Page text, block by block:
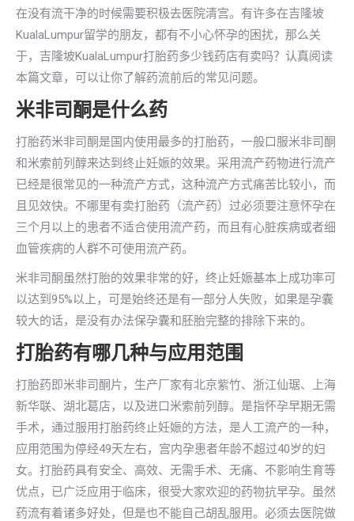
在没有流干净的时候需要积极去医院清宫。有许多在吉隆坡
KualaLumpur留学的朋友，都有不小心怀孕的困扰，那么关
于，吉隆坡KualaLumpur打胎药多少钱药店有卖吗？认真阅读
本篇文章，可以让你了解药流前后的常见问题。
米非司酮是什么药
打胎药米非司酮是国内使用最多的打胎药，一般口服米非司酮
和米索前列醇来达到终止妊娠的效果。采用流产药物进行流产
已经是很常见的一种流产方式，这种流产方式痛苦比较小，而
且见效快。不哪里有卖打胎药（流产药）过必须要注意怀孕在
三个月以上的患者不适合使用流产药，而且有心脏疾病或者细
血管疾病的人群不可使用流产药。
米非司酮虽然打胎的效果非常的好，终止妊娠基本上成功率可
以达到95%以上，可是始终还是有一部分人失败，如果是孕囊
较大的话，是没有办法保孕囊和胚胎完整的排除下来的。
打胎药有哪几种与应用范围
打胎药即米非司酮片，生产厂家有北京紫竹、浙江仙琚、上海
新华联、湖北葛店，以及进口米索前列醇。是指怀孕早期无需
手术，通过服用打胎药终止妊娠的方法，是人工流产的一种，
应用范围为停经49天左右，宫内孕患者年龄不超过40岁的妇
女。打胎药具有安全、高效、无需手术、无痛、不影响生育等
优点，已广泛应用于临床，很受大家欢迎的药物抗早孕。虽然
药流有着诸多好处，但是也不能自己胡乱服用。必须去医院做